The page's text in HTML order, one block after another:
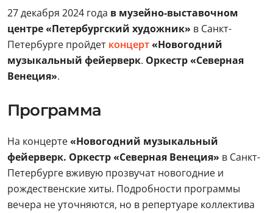
27 декабря 2024 года в музейно-выставочном
центре «Петербургский художник» в Санкт-
Петербурге пройдет концерт«Новогодний
музыкальный фейерверк. Оркестр «Северная
Венеция».
Программа
На концерте«Новогодний музыкальный
фейерверк. Оркестр «Северная Венеция» в Санкт-
Петербурге вживую прозвучат новогодние и
рождественские хиты. Подробности программы
вечера не уточняются, но в репертуаре коллектива